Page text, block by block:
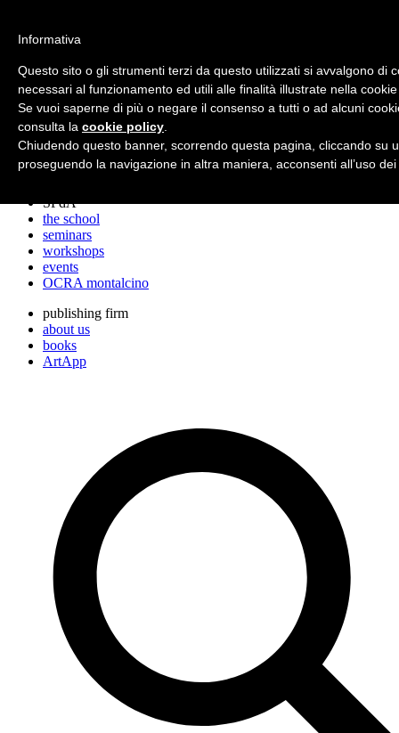
archos
the studio
projects
lectures
press cuttings
SPdA
the school
seminars
workshops
events
OCRA montalcino
publishing firm
about us
books
ArtApp
Informativa
Questo sito o gli strumenti terzi da questo utilizzati si avvalgono di
necessari al funzionamento ed utili alle finalità illustrate nella
Se vuoi saperne di più o negare il consenso a tutti o ad alcuni
consulta la cookie policy
Chiudendo questo banner, scorrendo questa pagina, cliccando su
proseguendo la navigazione in altra maniera, acconsenti all’uso